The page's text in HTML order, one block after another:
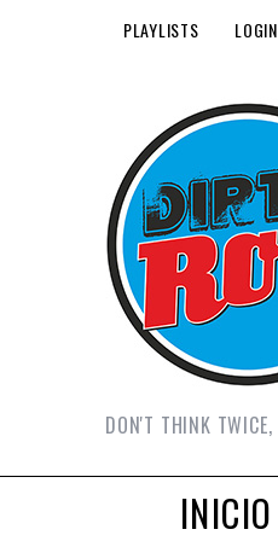
PLAYLISTS LOGIN
DON'T THINK
INICIO